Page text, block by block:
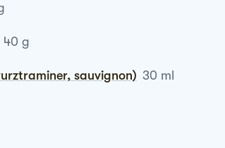
40 g
sauvignon) 30 ml